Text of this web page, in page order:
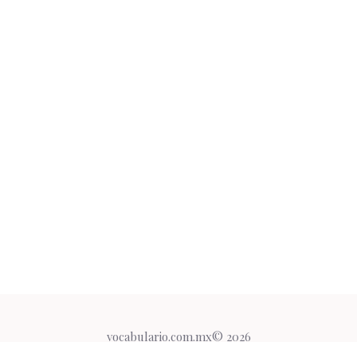
vocabulario.com.mx© 2026